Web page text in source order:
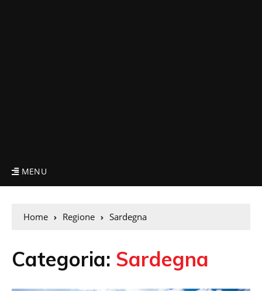
MENU
Home Regione Sardegna
Categoria: Sardegna